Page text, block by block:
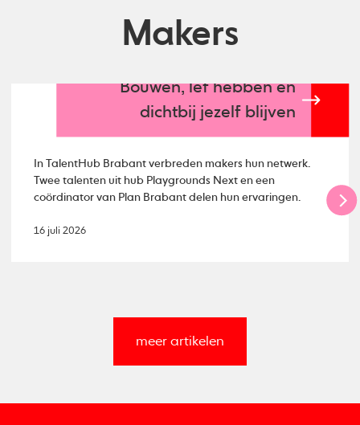
Makers
Bouwen, lef hebben en
dichtbij jezelf blijven
In TalentHub Brabant verbreden makers hun netwerk.
Twee talenten uit hub Playgrounds Next en een
coördinator van Plan Brabant delen hun ervaringen.
16 juli 2026
meer artikelen